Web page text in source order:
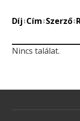
Díj↕Cím↕Szerző↕
Nincs találat.